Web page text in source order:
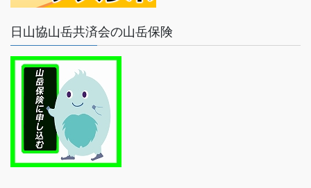
日山協山岳共済会の山岳保険